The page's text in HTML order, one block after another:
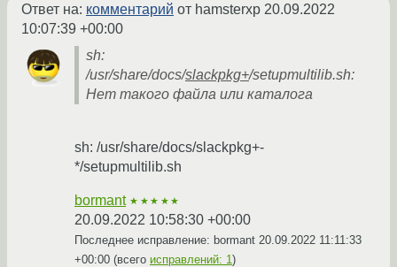
Ответ на: комментарий от hamsterxp 20.09.2022
10:07:39 +00:00
sh:
/usr/share/docs/slackpkg+/setupmultilib.sh:
Нет такого файла или каталога
sh: /usr/share/docs/slackpkg+-
*/setupmultilib.sh
bormant ★★★★★
20.09.2022 10:58:30 +00:00
Последнее исправление: bormant 20.09.2022 11:11:33
+00:00 (всего исправлений: 1)